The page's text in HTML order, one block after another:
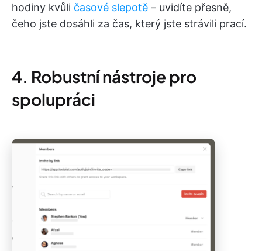
hodiny kvůli časové slepotě – uvidíte přesně,
čeho jste dosáhli za čas, který jste strávili prací.
4. Robustní nástroje pro
spolupráci